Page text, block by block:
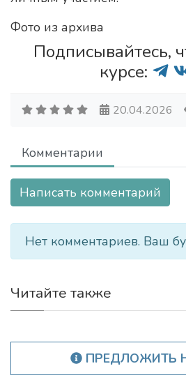
Фото из архива
Подписывайтесь,
курсе:
20.04.2026
Комментарии
Написать комментарий
Нет комментариев. Ваш
Читайте также
ПРЕДЛОЖИТЬ